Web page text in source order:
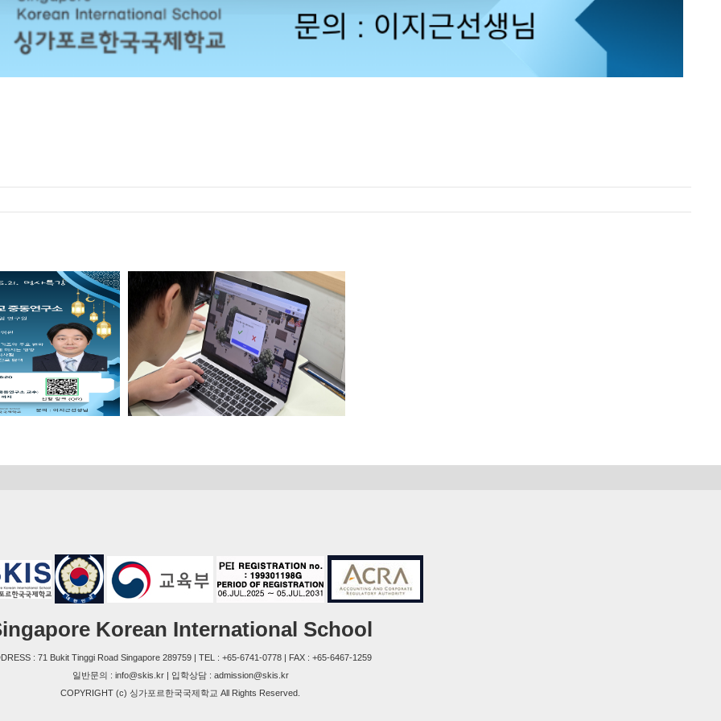
Korean International School
: 71 Bukit Tinggi Road Singapore 289759 | TEL : +65-6741-0778 | FAX : +65-6467-1259
일반문의 : info@skis.kr | 입학상담 : admission@skis.kr
COPYRIGHT (c) 싱가포르한국국제학교 All Rights Reserved.